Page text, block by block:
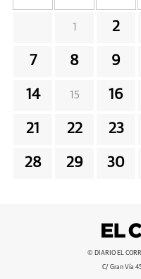
1 2
7 8 9
14 15 16
21 22 23
28 29 30
© DIARIO EL
C/ Gran Vía